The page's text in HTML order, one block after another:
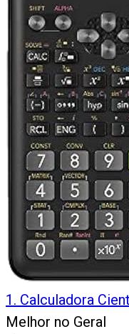
1 . Calculadora
Melhor no Geral